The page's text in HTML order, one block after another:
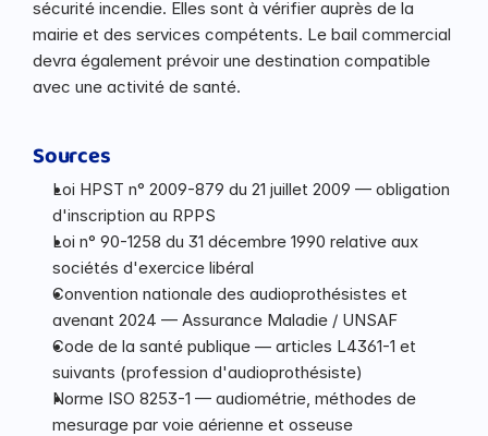
sécurité incendie. Elles sont à vérifier auprès de la
mairie et des services compétents. Le bail commercial
devra également prévoir une destination compatible
avec une activité de santé.
Sources
Loi HPST n° 2009-879 du 21 juillet 2009 — obligation
d'inscription au RPPS
Loi n° 90-1258 du 31 décembre 1990 relative aux
sociétés d'exercice libéral
Convention nationale des audioprothésistes et
avenant 2024 — Assurance Maladie / UNSAF
Code de la santé publique — articles L4361-1 et
suivants (profession d'audioprothésiste)
Norme ISO 8253-1 — audiométrie, méthodes de
mesurage par voie aérienne et osseuse